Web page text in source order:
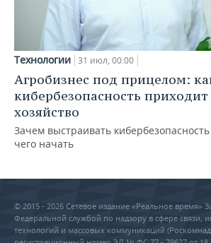
Технологии 31 июл, 00:00
Агробизнес под прицелом:
кибербезопасность приходит
хозяйство
Зачем выстраивать кибербезопасность
чего начать
© 2015 - 2026 Сетевое издание «Реальное время»
Федеральной службой по надзору в сфере связи,
технологий и массовых коммуникаций